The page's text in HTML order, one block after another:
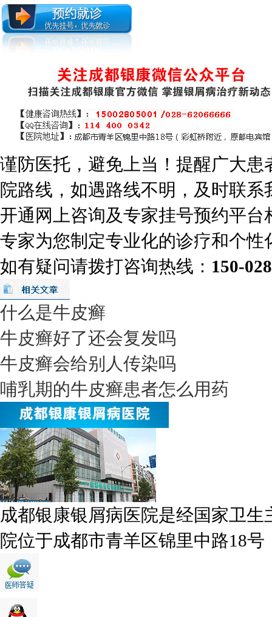
谨防医托，避免上当！提醒广大
院路线，如遇路线不明，及时联
开通网上咨询及专家挂号预约平
专家为您制定专业化的诊疗和个
如有疑问请拨打咨询热线： 150-
什么是牛皮癣
牛皮癣好了还会复发吗
牛皮癣会给别人传染吗
哺乳期的牛皮癣患者怎么用药
成都银康银屑病医院是经国家卫
院位于成都市青羊区锦里中路18